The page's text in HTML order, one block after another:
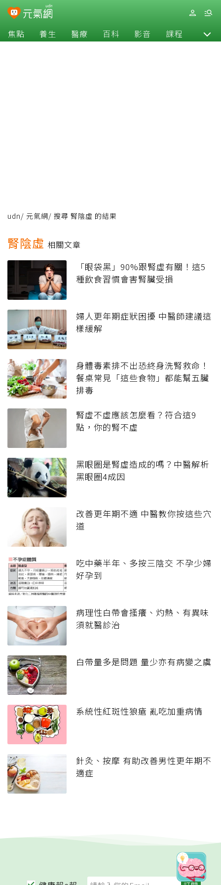
焦點 養生 醫療 百科 影音 課程 退休
udn/ 元氣網/ 搜尋 腎陰虛 的結果
腎陰虛 相關文章
「眼袋黑」90%跟腎虛有關！這5
種飲食習慣會害腎臟受損
婦人更年期症狀困擾 中醫師建議這
樣緩解
身體毒素排不出恐終身洗腎救命！
餐桌常見「這些食物」都能幫五臟
排毒
腎虛不虛應該怎麼看？符合這9
點，你的腎不虛
黑眼圈是腎虛造成的嗎？中醫解析
黑眼圈4成因
改善更年期不適 中醫教你按這些穴
道
吃中藥半年、多按三陰交 不孕少婦
好孕到
病理性白帶會搔癢、灼熱、有異味
須就醫診治
白帶量多是問題 量少亦有病變之虞
系統性紅斑性狼瘡 亂吃加重病情
針灸、按摩 有助改善男性更年期不
適症